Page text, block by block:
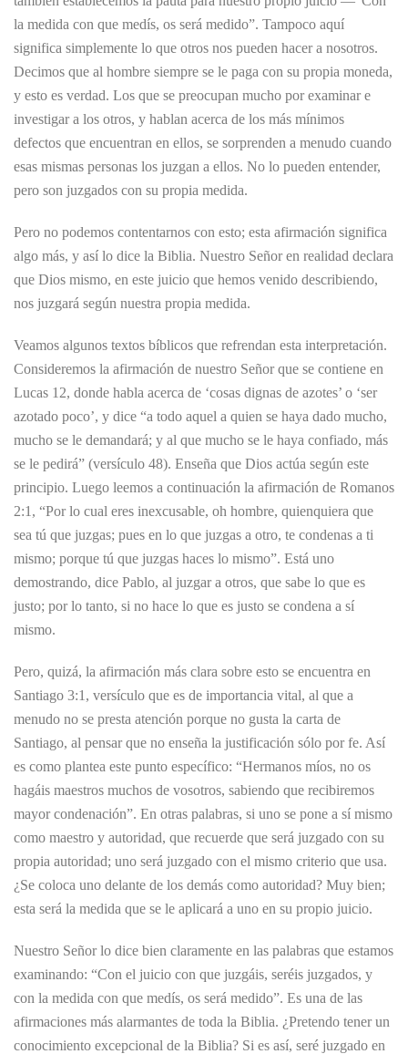
la medida con que medís, os será medido”. Tampoco aquí
significa simplemente lo que otros nos pueden hacer a nosotros.
Decimos que al hombre siempre se le paga con su propia moneda,
y esto es verdad. Los que se preocupan mucho por examinar e
investigar a los otros, y hablan acerca de los más mínimos
defectos que encuentran en ellos, se sorprenden a menudo cuando
esas mismas personas los juzgan a ellos. No lo pueden entender,
pero son juzgados con su propia medida.
Pero no podemos contentarnos con esto; esta afirmación significa
algo más, y así lo dice la Biblia. Nuestro Señor en realidad declara
que Dios mismo, en este juicio que hemos venido describiendo,
nos juzgará según nuestra propia medida.
Veamos algunos textos bíblicos que refrendan esta interpretación.
Consideremos la afirmación de nuestro Señor que se contiene en
Lucas 12, donde habla acerca de ‘cosas dignas de azotes’ o ‘ser
azotado poco’, y dice “a todo aquel a quien se haya dado mucho,
mucho se le demandará; y al que mucho se le haya confiado, más
se le pedirá” (versículo 48). Enseña que Dios actúa según este
principio. Luego leemos a continuación la afirmación de Romanos
2:1, “Por lo cual eres inexcusable, oh hombre, quienquiera que
sea tú que juzgas; pues en lo que juzgas a otro, te condenas a ti
mismo; porque tú que juzgas haces lo mismo”. Está uno
demostrando, dice Pablo, al juzgar a otros, que sabe lo que es
justo; por lo tanto, si no hace lo que es justo se condena a sí
mismo.
Pero, quizá, la afirmación más clara sobre esto se encuentra en
Santiago 3:1, versículo que es de importancia vital, al que a
menudo no se presta atención porque no gusta la carta de
Santiago, al pensar que no enseña la justificación sólo por fe. Así
es como plantea este punto específico: “Hermanos míos, no os
hagáis maestros muchos de vosotros, sabiendo que recibiremos
mayor condenación”. En otras palabras, si uno se pone a sí mismo
como maestro y autoridad, que recuerde que será juzgado con su
propia autoridad; uno será juzgado con el mismo criterio que usa.
¿Se coloca uno delante de los demás como autoridad? Muy bien;
esta será la medida que se le aplicará a uno en su propio juicio.
Nuestro Señor lo dice bien claramente en las palabras que estamos
examinando: “Con el juicio con que juzgáis, seréis juzgados, y
con la medida con que medís, os será medido”. Es una de las
afirmaciones más alarmantes de toda la Biblia. ¿Pretendo tener un
conocimiento excepcional de la Biblia? Si es así, seré juzgado en